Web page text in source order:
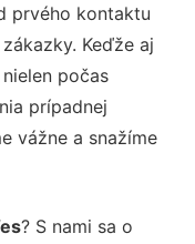
prvého kontaktu
Keďže aj
počas
prípadnej
vážne a snažíme
? S nami sa o